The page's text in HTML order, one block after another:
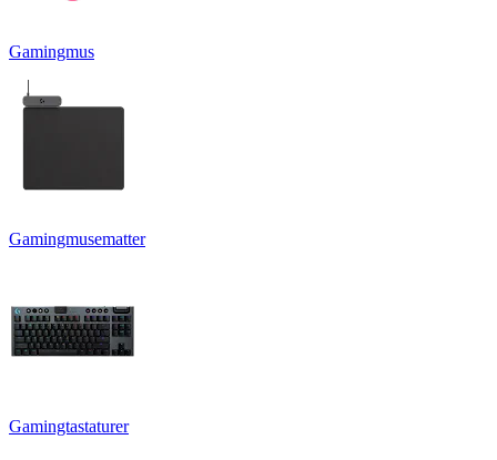
Gamingmus
Gamingmusematter
Gamingtastaturer